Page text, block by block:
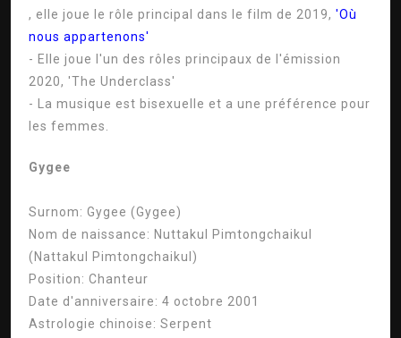
, elle joue le rôle principal dans le film de 2019, 'Où
nous appartenons'
- Elle joue l'un des rôles principaux de l'émission
2020, 'The Underclass'
- La musique est bisexuelle et a une préférence pour
les femmes.
Gygee
Surnom: Gygee (Gygee)
Nom de naissance: Nuttakul Pimtongchaikul
(Nattakul Pimtongchaikul)
Position: Chanteur
Date d'anniversaire: 4 octobre 2001
Astrologie chinoise: Serpent